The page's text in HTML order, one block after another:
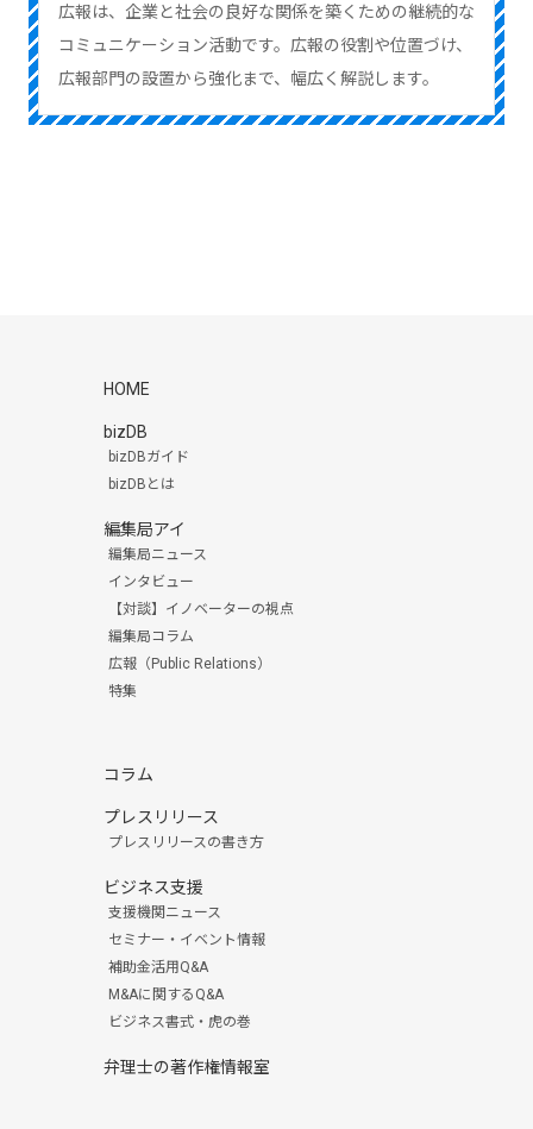
広報は、企業と社会の良好な関係を築くための継続的な
コミュニケーション活動です。広報の役割や位置づけ、
広報部門の設置から強化まで、幅広く解説します。
HOME
bizDB
bizDBガイド
bizDBとは
編集局アイ
編集局ニュース
インタビュー
【対談】イノベーターの視点
編集局コラム
広報（Public Relations）
特集
コラム
プレスリリース
プレスリリースの書き方
ビジネス支援
支援機関ニュース
セミナー・イベント情報
補助金活用Q&A
M&Aに関するQ&A
ビジネス書式・虎の巻
弁理士の著作権情報室